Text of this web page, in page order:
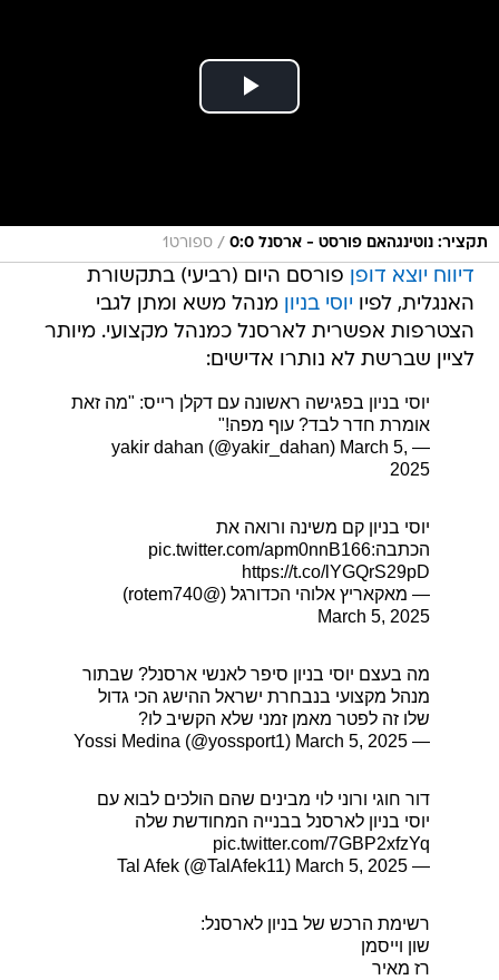
תקציר: נוטינגהאם פורסט - ארסנל 0:0 / ספורט1
דיווח יוצא דופן פורסם היום (רביעי) בתקשורת
האנגלית, לפיו יוסי בניון מנהל משא ומתן לגבי
הצטרפות אפשרית לארסנל כמנהל מקצועי. מיותר
לציין שברשת לא נותרו אדישים:
יוסי בניון בפגישה ראשונה עם דקלן רייס: "מה זאת
אומרת חדר לבד? עוף מפה!"
— yakir dahan (@yakir_dahan)
March 5,
2025
יוסי בניון קם משינה ורואה את
הכתבה:pic.twitter.com/apm0nnB166
https://t.co/lYGQrS29pD
— מאקאריץ אלוהי הכדורגל (@rotem740)
March 5, 2025
מה בעצם יוסי בניון סיפר לאנשי ארסנל? שבתור
מנהל מקצועי בנבחרת ישראל ההישג הכי גדול
שלו זה לפטר מאמן זמני שלא הקשיב לו?
— Yossi Medina (@yossport1)
March 5, 2025
דור חוגי ורוני לוי מבינים שהם הולכים לבוא עם
יוסי בניון לארסנל בבנייה המחודשת שלה
pic.twitter.com/7GBP2xfzYq
— Tal Afek (@TalAfek11)
March 5, 2025
רשימת הרכש של בניון לארסנל:
שון וייסמן
רז מאיר